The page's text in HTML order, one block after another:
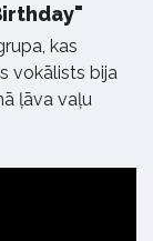
kas
vokālists bija
ļāva vaļu